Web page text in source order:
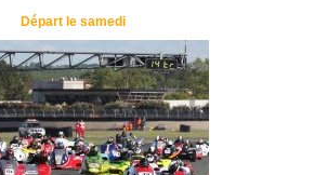
Départ le samedi